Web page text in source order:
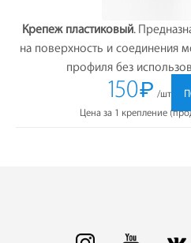
Крепеж пластиковый.
на поверхность и соединения
профиля без
150₽ /шт
Цена за 1 крепление